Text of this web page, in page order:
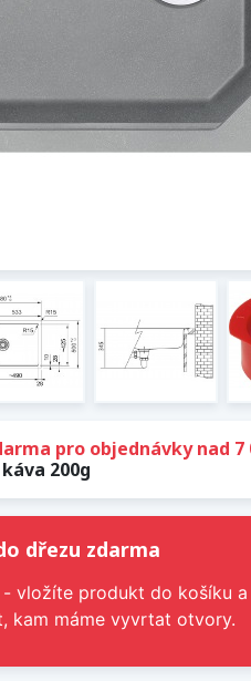
pro objednávky nad 7
200g
dřezu zdarma
vložíte produkt do košíku
kam máme vyvrtat otvory.